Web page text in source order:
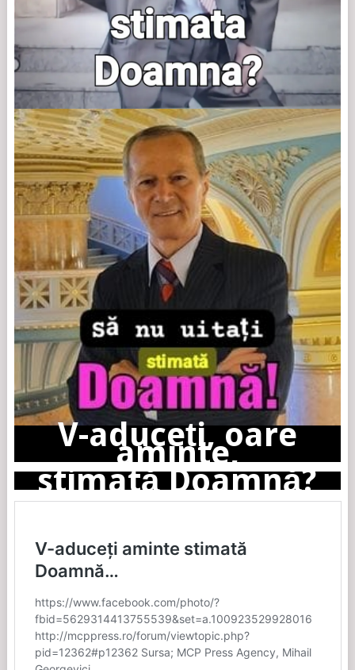
V-aduceți, oare
aminte,
stimată Doamnă?